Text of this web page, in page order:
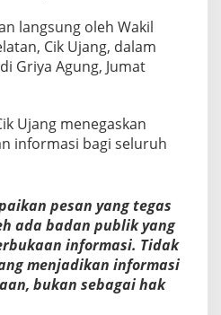
g
e
a
u
I
langsung oleh Wakil
Cik Ujang, dalam
Griya Agung, Jumat
Ujang menegaskan
informasi bagi seluruh
pesan yang tegas
ada badan publik yang
informasi. Tidak
menjadikan informasi
bukan sebagai hak